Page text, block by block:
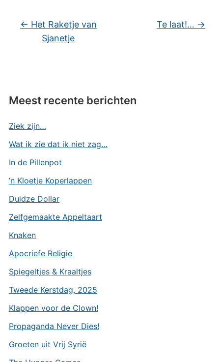
← Het Raketje van
Sjanetje
Te laat!… →
Meest recente berichten
Ziek zijn…
Wat ik zie dat ik niet zag…
In de Pillenpot
’n Kloetje Koperlappen
Duidze Dollar
Zelfgemaakte Appeltaart
Knaken
Apocriefe Religie
Spiegeltjes & Kraaltjes
Tweede Kerstdag, 2025
Klappen voor de Clown!
Propaganda Never Dies!
Groeten uit Vrij Syrië